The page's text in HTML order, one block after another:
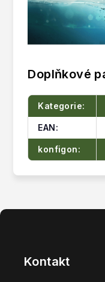
Doplňkové
Kategorie:
EAN:
konfigon:
Kontakt